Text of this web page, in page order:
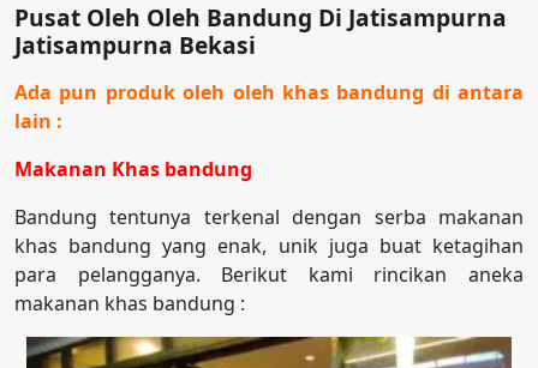
Pusat Oleh Oleh Bandung Di Jatisampurna
Jatisampurna Bekasi
Ada pun produk oleh oleh khas bandung di antara
lain :
Makanan Khas bandung
Bandung tentunya terkenal dengan serba makanan
khas bandung yang enak, unik juga buat ketagihan
para pelangganya. Berikut kami rincikan aneka
makanan khas bandung :